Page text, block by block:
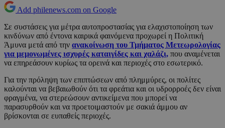
Add philenews.com on Google
Σε συστάσεις για μέτρα αυτοπροστασίας για ελαχιστοποίηση των
κινδύνων από έντονα καιρικά φαινόμενα προχωρεί η Πολιτική
Άμυνα μετά από την ανακοίνωση του Τμήματος Μετεωρολογίας
για μεμονωμένες ισχυρές καταιγίδες και χαλάζι, που αναμένεται
να επηρεάσουν κυρίως τα ορεινά και περιοχές στο εσωτερικό.
Για την πρόληψη των επιπτώσεων από πλημμύρες, οι πολίτες
καλούνται να βεβαιωθούν ότι τα φρεάτια και οι υδρορροές δεν είναι
φραγμένα, να στερεώσουν αντικείμενα που μπορεί να
παρασυρθούν και να προετοιμαστούν με σακιά άμμου αν
βρίσκονται σε ευπαθείς περιοχές.